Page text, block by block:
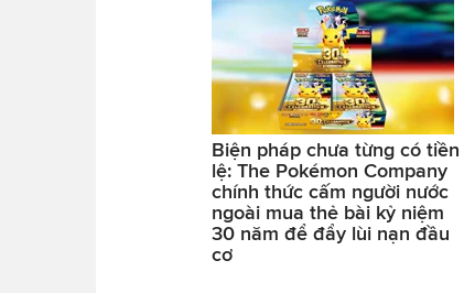
Biện pháp chưa từng có tiền
lệ: The Pokémon Company
chính thức cấm người nước
ngoài mua thẻ bài kỷ niệm
30 năm để đẩy lùi nạn đầu
cơ